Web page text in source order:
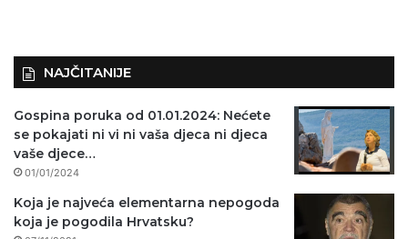
NAJČITANIJE
Gospina poruka od 01.01.2024: Nećete
se pokajati ni vi ni vaša djeca ni djeca
vaše djece…
01/01/2024
Koja je najveća elementarna nepogoda
koja je pogodila Hrvatsku?